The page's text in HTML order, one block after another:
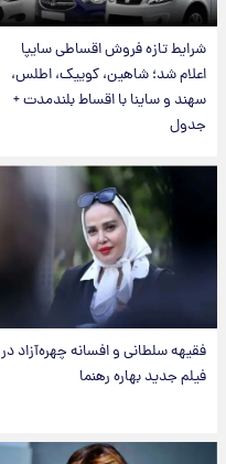
شرایط تازه فروش اقساطی سایپا
اعلام شد؛ شاهین، کوییک، اطلس،
سهند و ساینا با اقساط بلندمدت +
جدول
فقیهه سلطانی و افسانه چهره‌آزاد در
فیلم جدید بهاره رهنما